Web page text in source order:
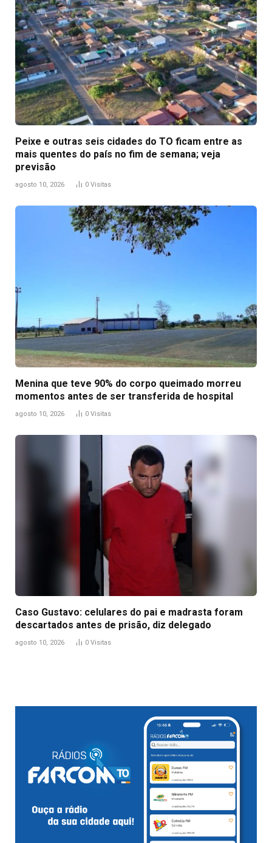
Peixe e outras seis cidades do TO ficam entre as
mais quentes do país no fim de semana; veja
previsão
agosto 10, 2026 0 Visitas
Menina que teve 90% do corpo queimado morreu
momentos antes de ser transferida de hospital
agosto 10, 2026 0 Visitas
Caso Gustavo: celulares do pai e madrasta foram
descartados antes de prisão, diz delegado
agosto 10, 2026 0 Visitas